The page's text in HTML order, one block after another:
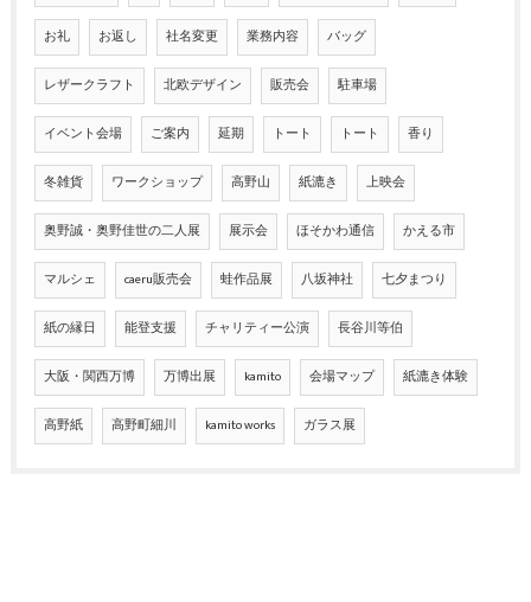
お礼 お返し 社名変更 業務内容 バッグ
レザークラフト 北欧デザイン 販売会 駐車場
イベント会場 ご案内 延期 トート トート 香り
冬雑貨 ワークショップ 高野山 紙漉き 上映会
奥野誠・奥野佳世の二人展 展示会 ほそかわ通信 かえる市
マルシェ caeru販売会 蛙作品展 八坂神社 七夕まつり
紙の縁日 能登支援 チャリティー公演 長谷川等伯
大阪・関西万博 万博出展 kamito 会場マップ 紙漉き体験
高野紙 高野町細川 kamito works ガラス展